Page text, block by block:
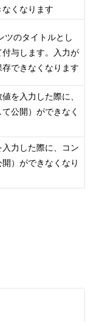
くなります
ツのタイトルとし
与します。入力が
できなくなります
を入力した際に、
公開）ができなく
力した際に、コン
）ができなくなり